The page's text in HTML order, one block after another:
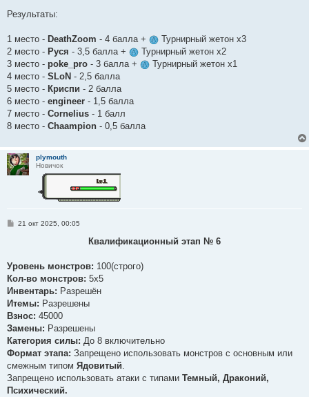
Результаты:
1 место - DeathZoom - 4 балла +
Турнирный жетон х3
2 место - Руся - 3,5 балла +
Турнирный жетон х2
3 место - poke_pro - 3 балла +
Турнирный жетон х1
4 место - SLoN - 2,5 балла
5 место - Криспи - 2 балла
6 место - engineer - 1,5 балла
7 место - Cornelius - 1 балл
8 место - Chaampion - 0,5 балла
plymouth
Новичок
С
е
и
е
21 окт 2025, 00:05
Квалификационный этап № 6
Уровень монстров: 100(строго)
Кол-во монстров: 5x5
Инвентарь: Разрешён
Итемы: Разрешены
Взнос: 45000
Замены: Разрешены
Категория силы: До 8 включительно
Формат этапа: Запрещено использовать монстров с основным или
смежным типом Ядовитый.
Запрещено использовать атаки с типами Темный, Драконий,
Психический.